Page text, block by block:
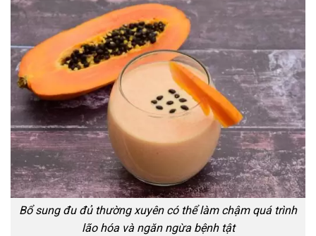
Bổ sung đu đủ thường xuyên có thể làm chậm quá trình
lão hóa và ngăn ngừa bệnh tật